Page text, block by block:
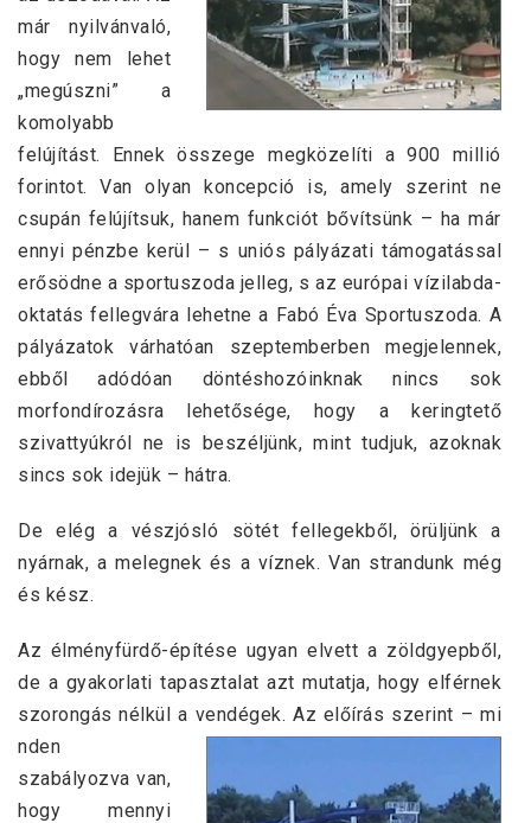
már nyilvánvaló,
hogy nem lehet
„megúszni” a
komolyabb
felújítást. Ennek összege megközelíti a 900 millió
forintot. Van olyan koncepció is, amely szerint ne
csupán felújítsuk, hanem funkciót bővítsünk – ha már
ennyi pénzbe kerül – s uniós pályázati támogatással
erősödne a sportuszoda jelleg, s az európai vízilabda-
oktatás fellegvára lehetne a Fabó Éva Sportuszoda. A
pályázatok várhatóan szeptemberben megjelennek,
ebből adódóan döntéshozóinknak nincs sok
morfondírozásra lehetősége, hogy a keringtető
szivattyúkról ne is beszéljünk, mint tudjuk, azoknak
sincs sok idejük – hátra.
De elég a vészjósló sötét fellegekből, örüljünk a
nyárnak, a melegnek és a víznek. Van strandunk még
és kész.
Az élményfürdő-építése ugyan elvett a zöldgyepből,
de a gyakorlati tapasztalat azt mutatja, hogy elférnek
szorongás nélkül a vendégek. Az előírás szerint – mi
nden
szabályozva van,
hogy mennyi